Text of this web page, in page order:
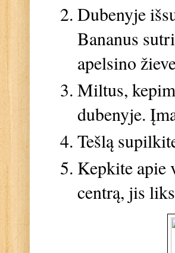
Dubenyje
Bananus
apelsino
Miltus,
dubenyje.
Tešlą
Kepkite apie
centrą, jis